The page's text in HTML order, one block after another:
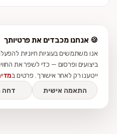
🍪 אנחנו מכבדים את פרטיותך
אנו משתמשים בעוגיות חיוניות
ביצועים ופרסום — כדי לשפר את
ייטענו רק לאחר אישורך. פרטים ב
התאמה אישית
דחה